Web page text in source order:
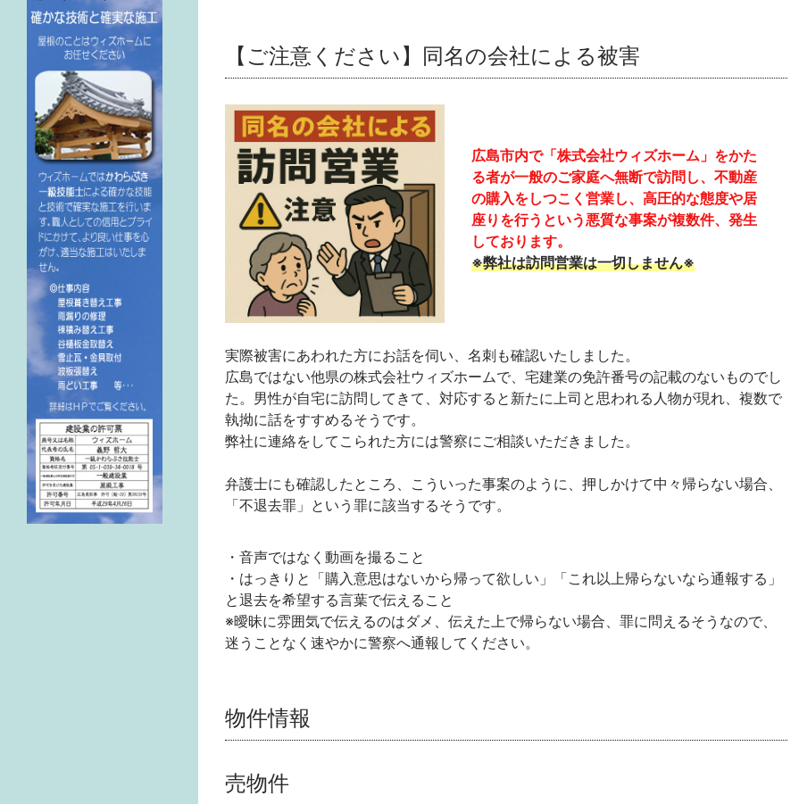
【ご注意ください】同名の会社による被害
広島市内で「株式会社ウィズホーム」をかた
る者が一般のご家庭へ無断で訪問し、不動産
の購入をしつこく営業し、高圧的な態度や居
座りを行うという悪質な事案が複数件、発生
しております。
※弊社は訪問営業は一切しません※
実際被害にあわれた方にお話を伺い、名刺も確認いたしました。
広島ではない他県の株式会社ウィズホームで、宅建業の免許番号の記載のないものでし
た。男性が自宅に訪問してきて、対応すると新たに上司と思われる人物が現れ、複数で
執拗に話をすすめるそうです。
弊社に連絡をしてこられた方には警察にご相談いただきました。
弁護士にも確認したところ、こういった事案のように、押しかけて中々帰らない場合、
「不退去罪」という罪に該当するそうです。
・音声ではなく動画を撮ること
・はっきりと「購入意思はないから帰って欲しい」「これ以上帰らないなら通報する」
と退去を希望する言葉で伝えること
※曖昧に雰囲気で伝えるのはダメ、伝えた上で帰らない場合、罪に問えるそうなので、
迷うことなく速やかに警察へ通報してください。
物件情報
売物件